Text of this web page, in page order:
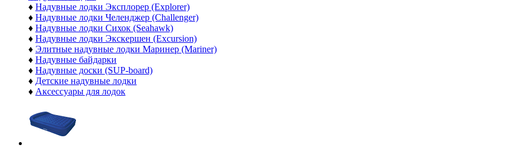
♦ Надувные лодки Эксплорер (Explorer)
♦ Надувные лодки Челенджер (Challenger)
♦ Надувные лодки Сихок (Seahawk)
♦ Надувные лодки Экскершен (Excursion)
♦ Элитные надувные лодки Маринер (Mariner)
♦ Надувные байдарки
♦ Надувные доски (SUP-board)
♦ Детские надувные лодки
♦ Аксессуары для лодок